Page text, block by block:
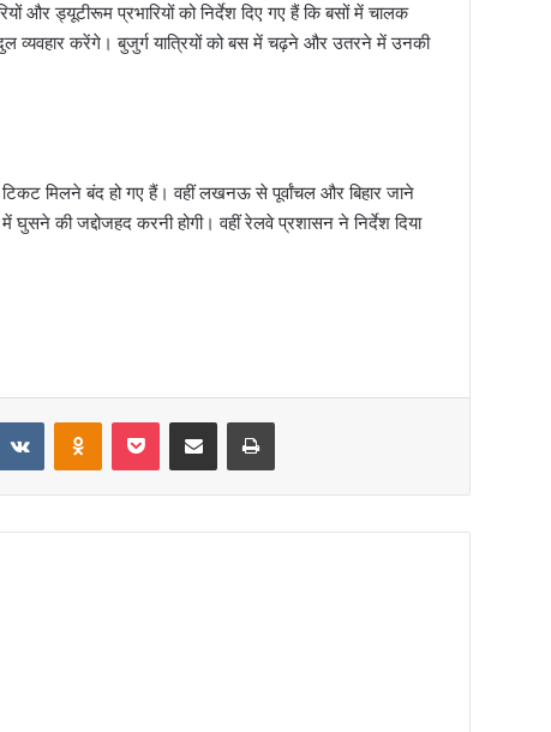
और ड्यूटीरूम प्रभारियों को निर्देश दिए गए हैं कि बसों में चालक
व्यवहार करेंगे। बुजुर्ग यात्रियों को बस में चढ़ने और उतरने में उनकी
मिलने बंद हो गए हैं। वहीं लखनऊ से पूर्वांचल और बिहार जाने
की जद्दोजहद करनी होगी। वहीं रेलवे प्रशासन ने निर्देश दिया